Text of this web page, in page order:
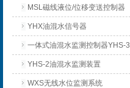
MSL磁线液位/位移变送控制器
YHX油混水信号器
一体式油混水监测控制器YHS-3
YHS-2油混水监测装置
WXS无线水位监测系统